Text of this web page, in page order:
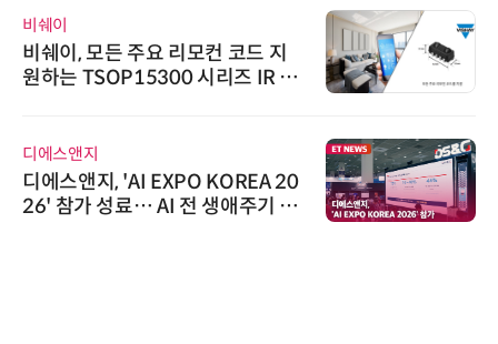
비쉐이
비쉐이, 모든 주요 리모컨 코드 지
원하는 TSOP15300 시리즈 IR 수
디에스앤지
디에스앤지, 'AI EXPO KOREA 20
26' 참가 성료… AI 전 생애주기 아